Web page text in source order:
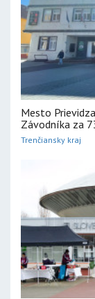
Mesto
Závodníka za
Trenčiansky kraj